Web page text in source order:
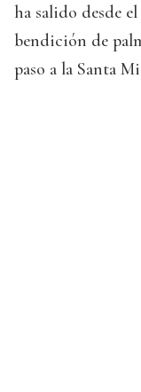
ha salido desde
bendición de
paso a la Santa